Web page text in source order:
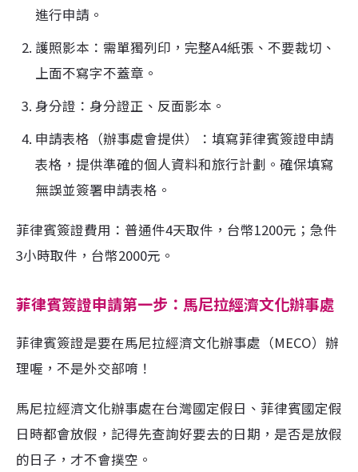
進行申請。
護照影本：需單獨列印，完整A4紙張、不要裁切、
上面不寫字不蓋章。
身分證：身分證正、反面影本。
申請表格（辦事處會提供）：填寫菲律賓簽證申請
表格，提供準確的個人資料和旅行計劃。確保填寫
無誤並簽署申請表格。
菲律賓簽證費用：普通件4天取件，台幣1200元；急件
3小時取件，台幣2000元。
菲律賓簽證申請第一步：馬尼拉經濟文化辦事處
菲律賓簽證是要在馬尼拉經濟文化辦事處（MECO）辦
理喔，不是外交部唷！
馬尼拉經濟文化辦事處在台灣國定假日、菲律賓國定假
日時都會放假，記得先查詢好要去的日期，是否是放假
的日子，才不會撲空。